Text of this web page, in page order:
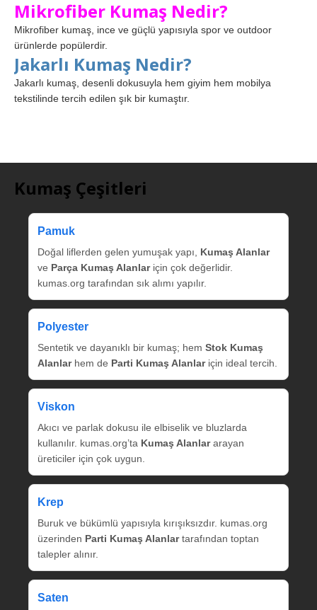
Mikrofiber Kumaş Nedir?
Mikrofiber kumaş, ince ve güçlü yapısıyla spor ve outdoor
ürünlerde popülerdir.
Jakarlı Kumaş Nedir?
Jakarlı kumaş, desenli dokusuyla hem giyim hem mobilya
tekstilinde tercih edilen şık bir kumaştır.
Kumaş Çeşitleri
Pamuk
Doğal liflerden gelen yumuşak yapı, Kumaş Alanlar
ve Parça Kumaş Alanlariçin çok değerlidir.
kumas.org tarafından sık alımı yapılır.
Polyester
Sentetik ve dayanıklı bir kumaş; hem Stok Kumaş
Alanlarhem de Parti Kumaş Alanlariçin ideal tercih.
Viskon
Akıcı ve parlak dokusu ile elbiselik ve bluzlarda
kullanılır. kumas.org’ta Kumaş Alanlararayan
üreticiler için çok uygun.
Krep
Buruk ve bükümlü yapısıyla kırışıksızdır. kumas.org
üzerinden Parti Kumaş Alanlartarafından toptan
talepler alınır.
Saten